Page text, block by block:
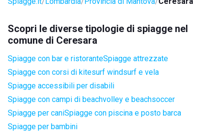
Scopri le diverse tipologie di spiagge nel
comune di Ceresara
Spiagge con bar e ristoranteSpiagge attrezzate
Spiagge con corsi di kitesurf windsurf e vela
Spiagge accessibili per disabili
Spiagge con campi di beachvolley e beachsoccer
Spiagge per caniSpiagge con piscina e posto barca
Spiagge per bambini